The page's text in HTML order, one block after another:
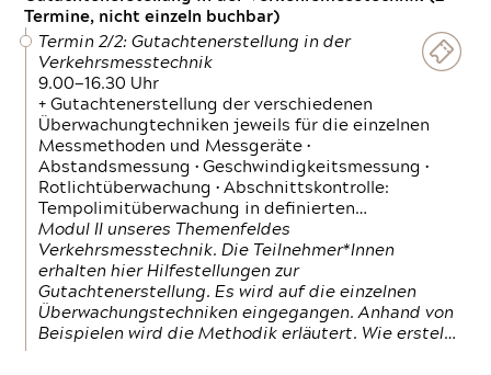
Termine, nicht einzeln buchbar)
Termin 2/2: Gutachtenerstellung in der
Verkehrsmesstechnik
9.00—16.30 Uhr
+ Gutachtenerstellung der verschiedenen
Überwachungtechniken jeweils für die einzelnen
Messmethoden und Messgeräte •
Abstandsmessung • Geschwindigkeitsmessung •
Rotlichtüberwachung • Abschnittskontrolle:
Tempolimitüberwachung in definierten…
Modul II unseres Themenfeldes
Verkehrsmesstechnik. Die Teilnehmer*Innen
erhalten hier Hilfestellungen zur
Gutachtenerstellung. Es wird auf die einzelnen
Überwachungstechniken eingegangen. Anhand von
Beispielen wird die Methodik erläutert. Wie erstel…